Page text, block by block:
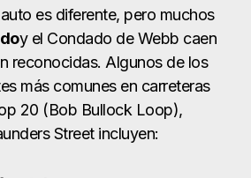
alcance
traseros
frontales
T(impacto lateral) en
circulación en dirección